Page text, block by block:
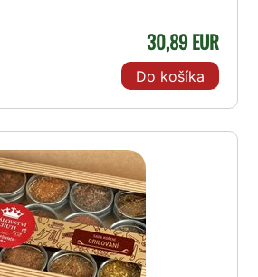
30,89 EUR
Do košíka